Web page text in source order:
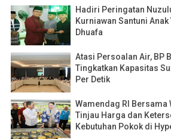
Hadiri Peringatan
Kurniawan Santuni
Dhuafa
Atasi Persoalan Air, BP
Tingkatkan Kapasitas
Per Detik
Wamendag RI Bersama
Tinjau Harga dan
Kebutuhan Pokok di